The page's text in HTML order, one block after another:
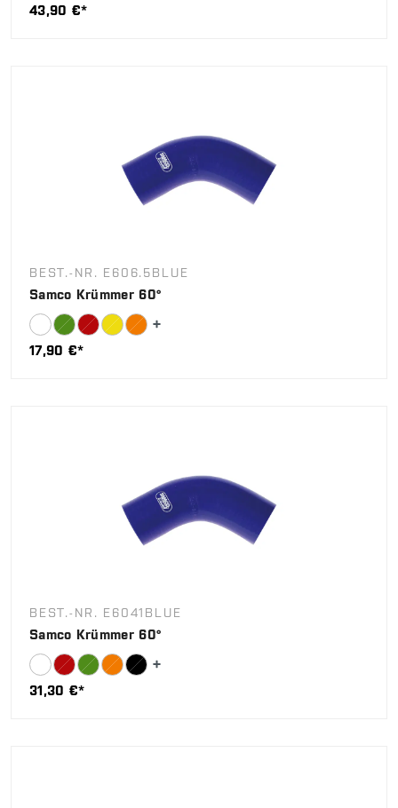
43,90 €*
BEST.-NR. E606.5BLUE
Samco Krümmer 60°
17,90 €*
BEST.-NR. E6041BLUE
Samco Krümmer 60°
31,30 €*